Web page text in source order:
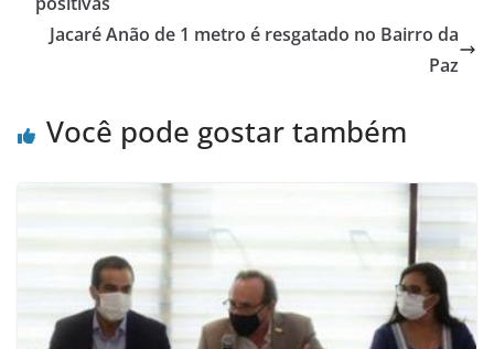
Jacaré Anão de 1 metro é resgatado no Bairro da
Paz
Você pode gostar também